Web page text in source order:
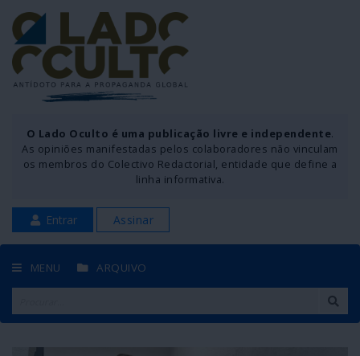
O Lado Oculto é uma publicação livre e independente.
As opiniões manifestadas pelos colaboradores não vinculam
os membros do Colectivo Redactorial, entidade que define a
linha informativa.
Entrar Assinar
MENU ARQUIVO